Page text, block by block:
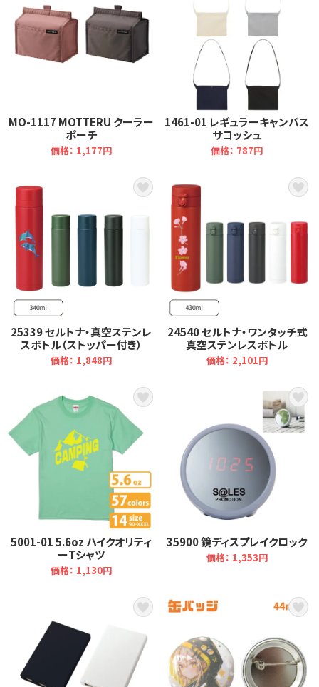
MO-1117 MOTTERU クーラー
ポーチ
価格： 1,177円
1461-01 レギュラーキャンバス
サコッシュ
価格： 787円
25339 セルトナ・真空ステンレ
スボトル（ストッパー付き）
価格： 1,848円
24540 セルトナ・ワンタッチ式
真空ステンレスボトル
価格： 2,101円
5001-01 5.6oz ハイクオリティ
ーTシャツ
価格： 1,130円
35900 鏡ディスプレイクロック
価格： 1,353円